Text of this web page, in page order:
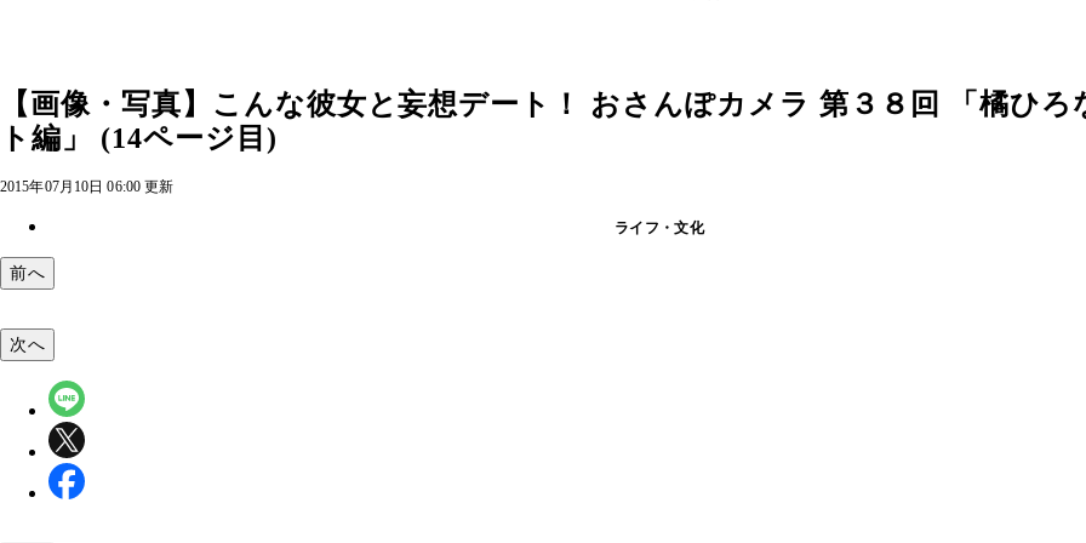
【画像・写真】こんな彼女と妄想デート！ おさんぽカメラ 第３８回 「橘ひろ
ト編」 (14ページ目)
2015年07月10日 06:00 更新
ライフ・文化
前へ
次へ